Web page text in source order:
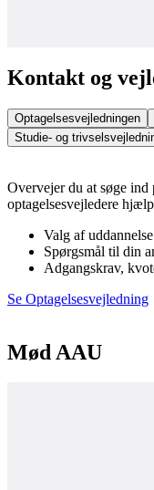
Kontakt og
Optagelsesvejledningen
Studie- og
Overvejer du at søge ind
optagelsesvejledere
Valg af
Spørgsmål til din
Adgangskrav,
Se Optagelsesvejledning
Mød AAU